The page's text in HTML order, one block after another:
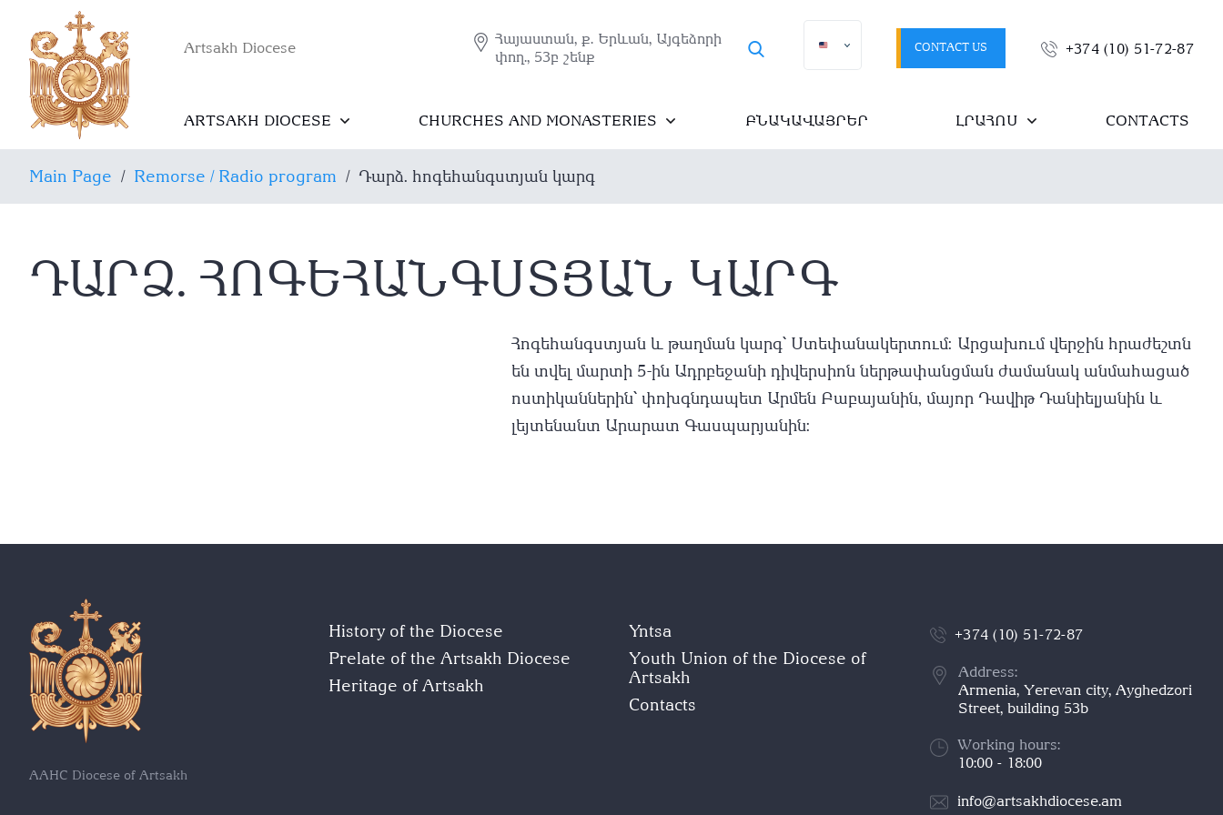
Artsakh Diocese
Հայաստան, ք. Երևան, Այգեձորի
փող., 53բ շենք
CONTACT US +374 (10) 51-72-87
ARTSAKH DIOCESE CHURCHES AND MONASTERIES ԲՆԱԿԱՎԱՅՐԵՐ ԼՐԱՀՈՍ CONTACTS
Main Page / Remorse / Radio program / Դարձ․ հոգեհանգստյան կարգ
ԴԱՐՁ․ ՀՈԳԵՀԱՆԳՍՏՅԱՆ ԿԱՐԳ
Հոգեհանգստյան և թաղման կարգ՝ Ստեփանակերտում։ Արցախում վերջին հրաժեշտն
են տվել մարտի 5-ին Ադրբեջանի դիվերսիոն ներթափանցման ժամանակ անմահացած
ոստիկաններին՝ փոխգնդապետ Արմեն Բաբայանին, մայոր Դավիթ Դանիելյանին և
լեյտենանտ Արարատ Գասպարյանին։
AAHC Diocese of Artsakh
History of the Diocese
Prelate of the Artsakh Diocese
Heritage of Artsakh
Yntsa
Youth Union of the Diocese of
Artsakh
Contacts
+374 (10) 51-72-87
Address:
Armenia, Yerevan city, Ayghedzori
Street, building 53b
Working hours:
10:00 - 18:00
info@artsakhdiocese.am